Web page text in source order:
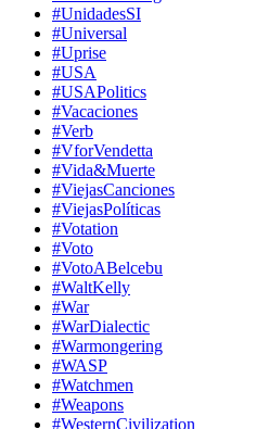
#UnidadesSI
#Universal
#Uprise
#USA
#USAPolitics
#Vacaciones
#Verb
#VforVendetta
#Vida&Muerte
#ViejasCanciones
#ViejasPolíticas
#Votation
#Voto
#VotoABelcebu
#WaltKelly
#War
#WarDialectic
#Warmongering
#WASP
#Watchmen
#Weapons
#WesternCivilization